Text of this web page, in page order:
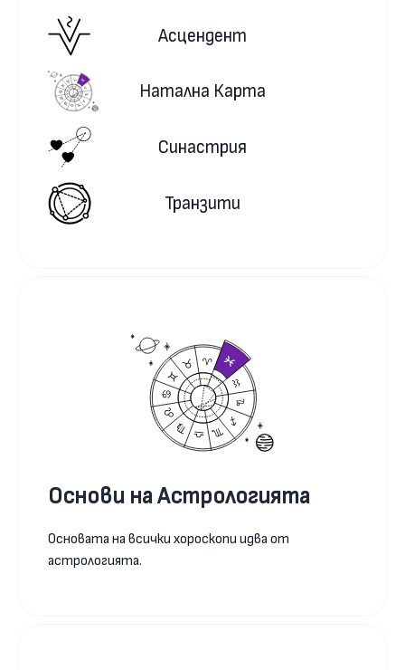
Асцендент
Натална Карта
Синастрия
Транзити
Основи на Астрологията
Основата на всички хороскопи идва от
астрологията.